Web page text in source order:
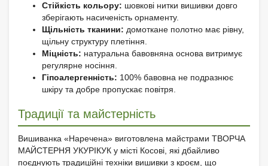
Стійкість кольору: шовкові нитки вишивки довго
зберігають насиченість орнаменту.
Щільність тканини: домоткане полотно має рівну,
щільну структуру плетіння.
Міцність: натуральна бавовняна основа витримує
регулярне носіння.
Гіпоалергенність: 100% бавовна не подразнює
шкіру та добре пропускає повітря.
Традиції та майстерність
Вишиванка «Наречена» виготовлена майстрами ТВОРЧА
МАЙСТЕРНЯ УКУРІКУК у місті Косові, які дбайливо
поєднують традиційні техніки вишивки з кроєм, що